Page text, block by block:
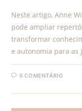
Neste artigo, Anne
pode ampliar
transformar
e autonomia para as
0 COMENTÁRIO